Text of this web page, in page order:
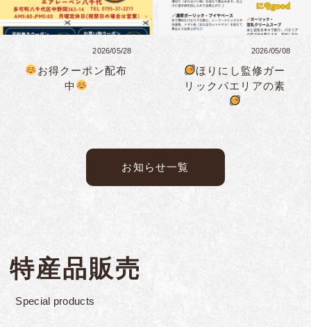
2026/05/28
お得クーポン配布
中
2026/05/08
ほりにし監修ガー
リックパエリアの素
お知らせ一覧
特産品販売
Special products